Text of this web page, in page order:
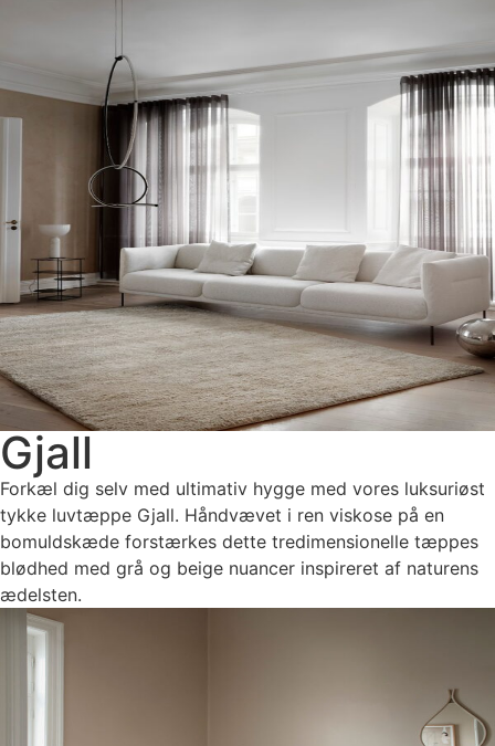
Gjall
Forkæl dig selv med ultimativ hygge med vores luksuriøst
tykke luvtæppe Gjall. Håndvævet i ren viskose på en
bomuldskæde forstærkes dette tredimensionelle tæppes
blødhed med grå og beige nuancer inspireret af naturens
ædelsten.